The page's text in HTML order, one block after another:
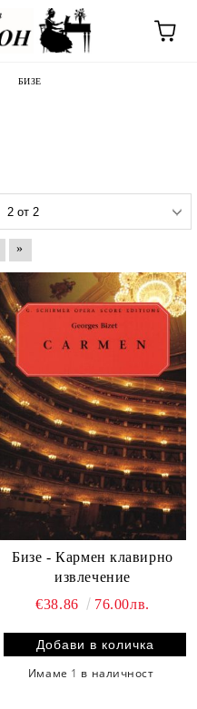
БИЗЕ
»
Бизе - Кармен клавирно
извлечение
€38.86
76.00лв.
Имаме 1 в наличност